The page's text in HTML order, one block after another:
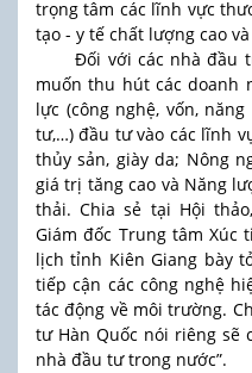
trọng tâm các lĩnh vực
tạo - y tế chất lượng cao
Đối với các nhà đầu
muốn thu hút các doanh
lực (công nghệ, vốn,
tư,…) đầu tư vào các lĩnh
thủy sản, giày da; Nông
giá trị tăng cao và Năng
thải. Chia sẻ tại Hội
Giám đốc Trung tâm Xúc
lịch tỉnh Kiên Giang bày
tiếp cận các công nghệ
tác động về môi trường.
tư Hàn Quốc nói riêng sẽ
nhà đầu tư trong nước”.